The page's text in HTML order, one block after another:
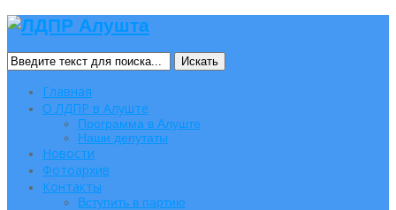
Искать
Главная
О ЛДПР в Алуште
Программа в Алуште
Наши депутаты
Новости
Фотоархив
Контакты
Вступить в партию